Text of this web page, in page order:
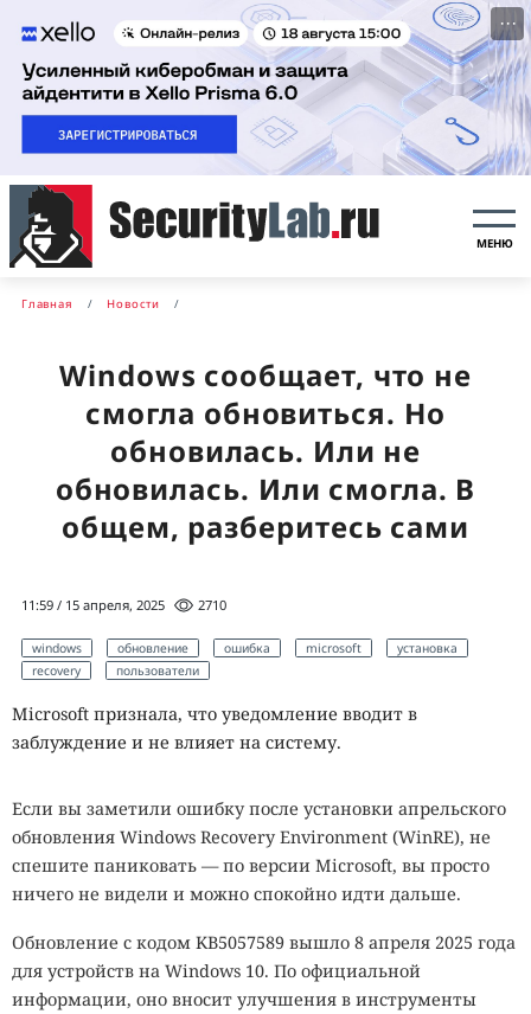
···
МЕНЮ
Главная Новости
Windows сообщает, что не
смогла обновиться. Но
обновилась. Или не
обновилась. Или смогла. В
общем, разберитесь сами
11:59 / 15 апреля, 2025 2710
windows обновление ошибка microsoft
установка
recovery
пользователи
Microsoft признала, что уведомление вводит в
заблуждение и не влияет на систему.
Если вы заметили ошибку после установки апрельского
обновления Windows Recovery Environment (WinRE), не
спешите паниковать — по версии Microsoft, вы просто
ничего не видели и можно спокойно идти дальше.
Обновление с кодом KB5057589 вышло 8 апреля 2025 года
для устройств на Windows 10. По официальной
информации, оно вносит улучшения в инструменты